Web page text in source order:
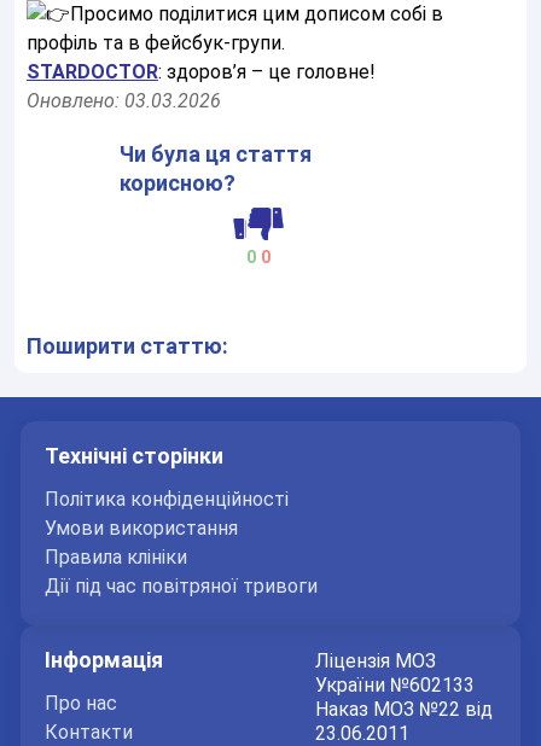
Просимо поділитися цим дописом собі в
профіль та в фейсбук-групи.
STARDOCTOR: здоров’я – це головне!
Оновлено: 03.03.2026
Чи була ця стаття
корисною?
0 0
Поширити статтю:
Технічні сторінки
Політика конфіденційності
Умови використання
Правила клініки
Дії під час повітряної тривоги
Інформація
Про нас
Контакти
Ліцензія МОЗ
України №602133
Наказ МОЗ №22 від
23.06.2011